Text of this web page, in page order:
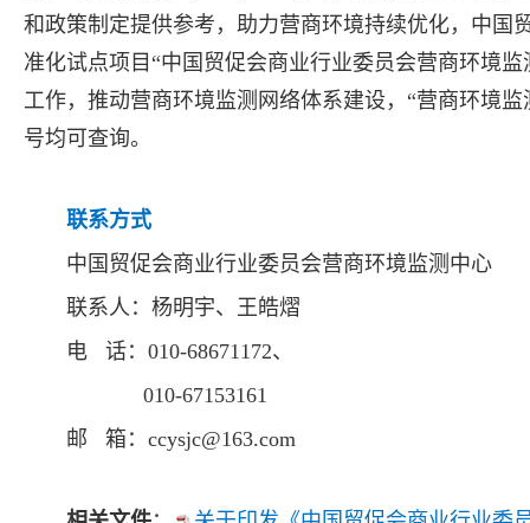
和政策制定提供参考，助力营商环境持续优化，中国
准化试点项目“中国贸促会商业行业委员会营商环境
工作，推动营商环境监测网络体系建设，“营商环境
号均可查询。
联系方式
中国贸促会商业行业委员会营商环境监测中心
联系人：杨明宇、王皓熠
电 话：010-68671172、
010-67153161
邮 箱：ccysjc@163.com